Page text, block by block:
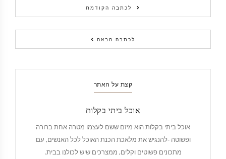
לכתבה הקודמת
לכתבה הבאה
קצת על האתר
אוכל ביתי בקלות
אוכל ביתי בקלות הוא מיזם ששם לעצמו מטרה אחת ברורה
ופשוטה -להנגיש את מלאכת הכנת האוכל לכל האנשים, עם
מתכונים פשוטים וקלים, ממצרכים שיש לכולנו בבית.